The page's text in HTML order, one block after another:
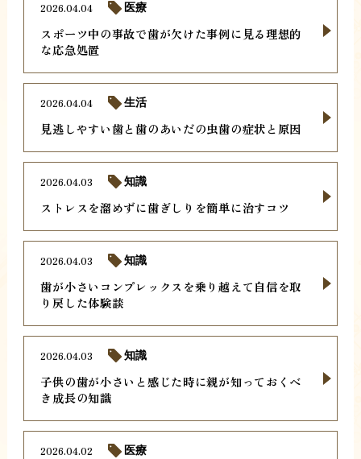
スポーツ中の事故で歯が欠けた事例に見る理想的
な応急処置
2026.04.04 医療
見逃しやすい歯と歯のあいだの虫歯の症状と原因
2026.04.04 生活
ストレスを溜めずに歯ぎしりを簡単に治すコツ
2026.04.03 知識
歯が小さいコンプレックスを乗り越えて自信を取
り戻した体験談
2026.04.03 知識
子供の歯が小さいと感じた時に親が知っておくべ
き成長の知識
2026.04.03 知識
2026.04.02 医療